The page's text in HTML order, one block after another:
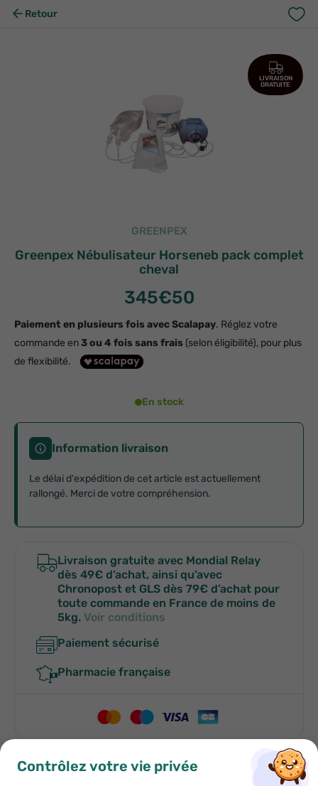
Retour
GREENPEX
Greenpex Nébulisateur Horseneb pack complet
cheval
345€50
Paiement en plusieurs fois avec Scalapay. Réglez votre
commande en3 ou 4 fois sans frais (selon éligibilité), pour plus
de flexibilité.
En stock
Information livraison
Le délai d'expédition de cet article est actuellement
rallongé. Merci de votre compréhension.
Livraison gratuite avec Mondial Relay
dès 49€ d’achat, ainsi qu’avec
Chronopost et GLS dès 79€ d’achat pour
toute commande en France de moins de
5kg. Voir conditions
Paiement sécurisé
Pharmacie française
LIVRAISON
GRATUITE
Créer une liste de souhaits ×
S'inscrire ×
Contrôlez votre vie privée